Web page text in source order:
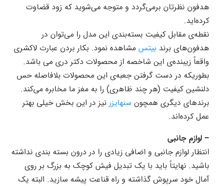
هدفون نظرتان برمی‌گردد و متوجه می‌شوید که زود قضاوت
کرده‌اید.
نقطه‌ی مقابل کیفیت بسته‌بندی این مدل را می‌توان در
هدفون‌های برند بیتس مشاهده نمود. بکار بردن عبارت لاکشری
واقعاً زیبنده‌ی این شاخصه از محصولات دکتر دری می باشد.
بطوریکه در دست گرفتن جعبه‌ی این محصولات بلافاصله حس
دلنشین کیفیت (هر چند ظاهری) را به مغز ما مخابره می‌کند.
برندهای دیگری همچون سنهایزر نیز در این بخش خیلی بهتر
عمل کرده‌اند.
– لوازم جانبی
انتظار لوازم جانبی و اضافی زیادی را در درون بسته بندی نداشته
باشید. نهایتاً باید با یک تبدیل فیش کوچک به بزرگ بر روی
آمال خود سرپوش گذاشته و راه قناعت پیشه سازید. البته یک